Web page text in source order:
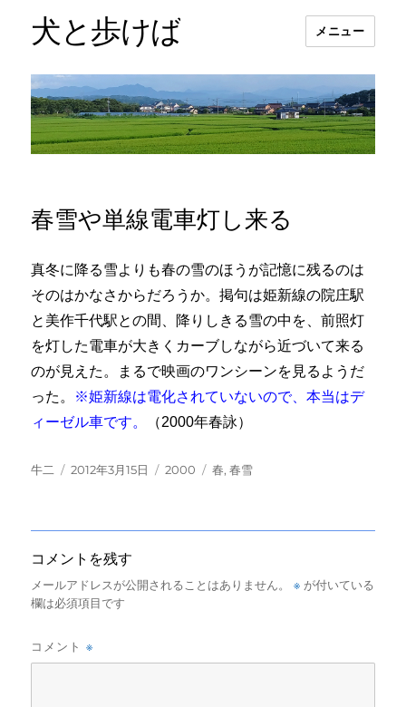
犬と歩けば メニュー
春雪や単線電車灯し来る
真冬に降る雪よりも春の雪のほうが記憶に残るのは
そのはかなさからだろうか。掲句は姫新線の院庄駅
と美作千代駅との間、降りしきる雪の中を、前照灯
を灯した電車が大きくカーブしながら近づいて来る
のが見えた。まるで映画のワンシーンを見るようだ
った。 ※姫新線は電化されていないので、本当はデ
ィーゼル車です。
（2000年春詠）
投
牛二
投
2012年3月15日
カ
2000
タ
春,春雪
コメントを残す
メールアドレスが公開されることはありません。 ※ が付いている
欄は必須項目です
コメント※